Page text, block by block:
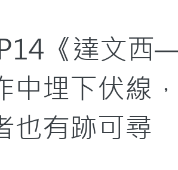
《達文
中埋下伏線
也有跡可尋